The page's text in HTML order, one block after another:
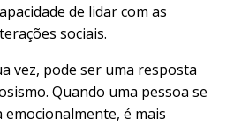
de lidar com as
sociais.
vez, pode ser uma resposta
Quando uma pessoa se
é mais